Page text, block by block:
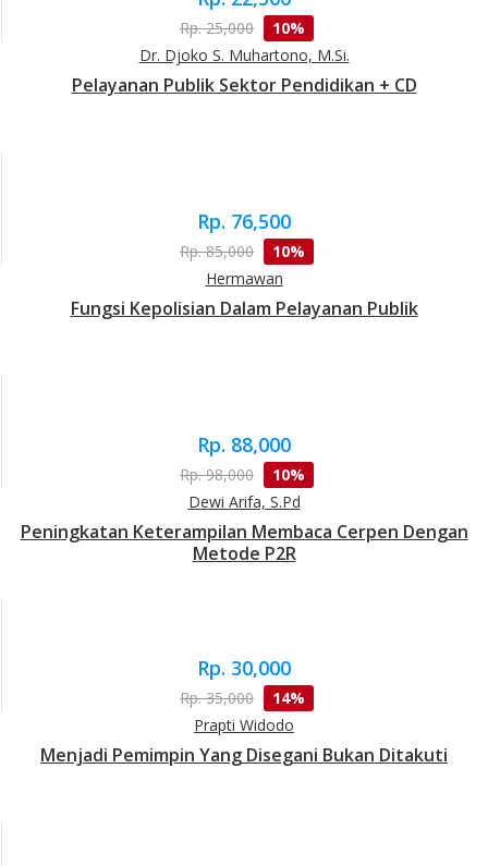
Rp. 25,000
10%
Dr. Djoko S. Muhartono, M.Si.
Pelayanan Publik Sektor Pendidikan + CD
Rp. 76,500
Rp. 85,000
10%
Hermawan
Fungsi Kepolisian Dalam Pelayanan Publik
Rp. 88,000
Rp. 98,000
10%
Dewi Arifa, S.Pd
Peningkatan Keterampilan Membaca Cerpen Dengan
Metode P2R
Rp. 30,000
Rp. 35,000
14%
Prapti Widodo
Menjadi Pemimpin Yang Disegani Bukan Ditakuti